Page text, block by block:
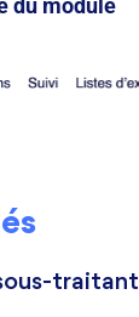
du module
traitant